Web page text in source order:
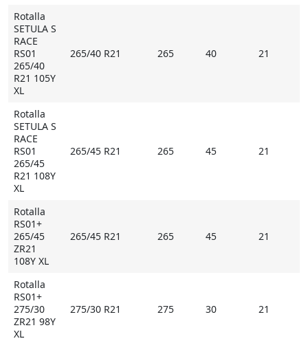
Rotalla
SETULA S
RACE
RS01
265/40
R21 105Y
XL
265/40 R21 265 40 21
Rotalla
SETULA S
RACE
RS01
265/45
R21 108Y
XL
265/45 R21 265 45 21
Rotalla
RS01+
265/45
ZR21
108Y XL
265/45 R21 265 45 21
Rotalla
RS01+
275/30
ZR21 98Y
XL
275/30 R21 275 30 21